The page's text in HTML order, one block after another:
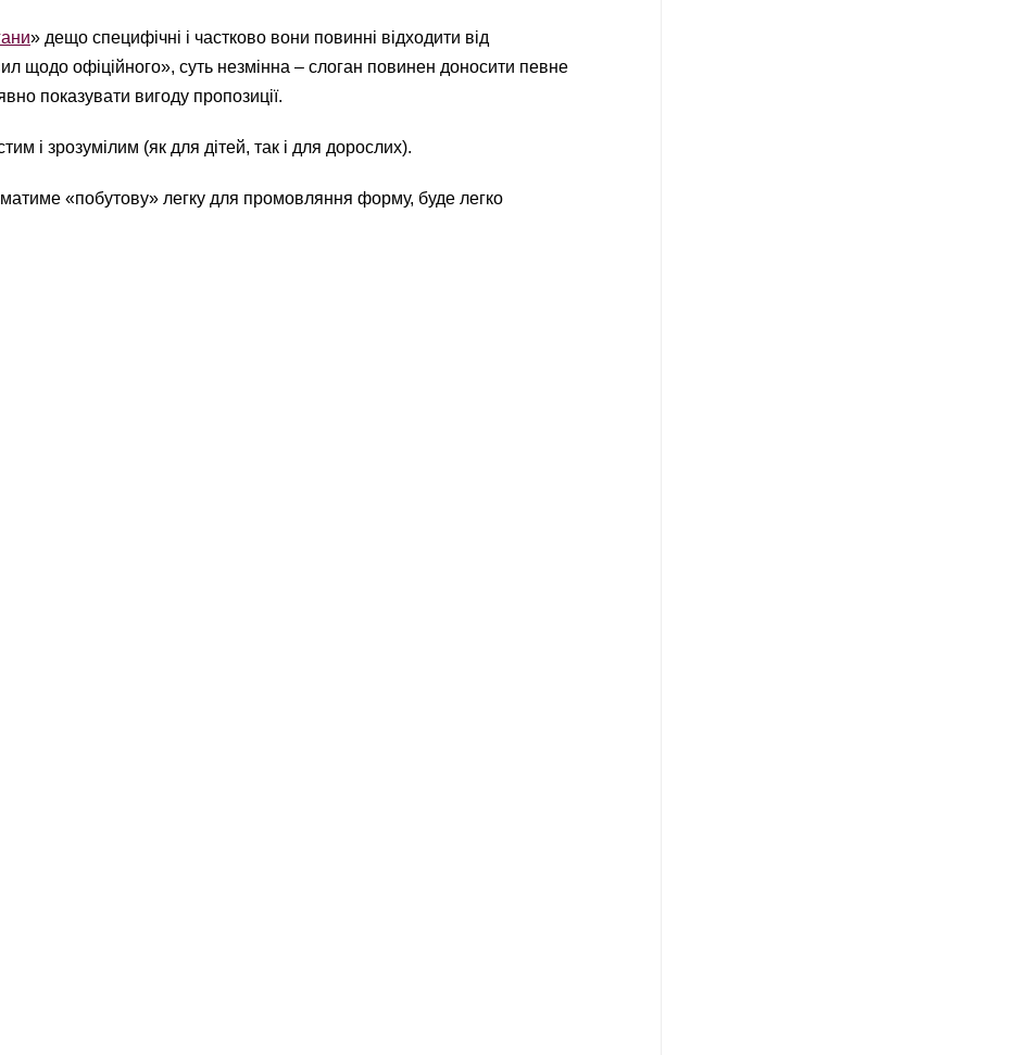
» дещо специфічні і частково вони повинні відходити від
щодо офіційного», суть незмінна – слоган повинен доносити певне
показувати вигоду пропозиції.
і зрозумілим (як для дітей, так і для дорослих).
«побутову» легку для промовляння форму, буде легко